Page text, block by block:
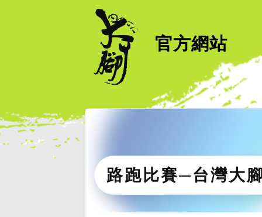
官方網站
路跑比賽─台灣大